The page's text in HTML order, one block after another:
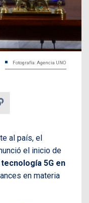
Fotografía: Agencia UNO
al país, el
el inicio de
5G en
en materia